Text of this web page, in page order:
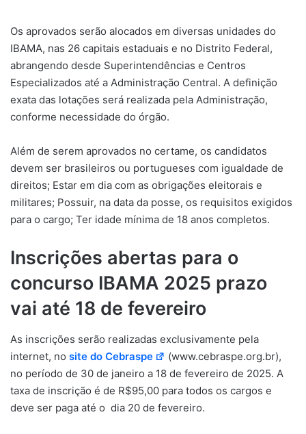
Os aprovados serão alocados em diversas unidades do
IBAMA, nas 26 capitais estaduais e no Distrito Federal,
abrangendo desde Superintendências e Centros
Especializados até a Administração Central. A definição
exata das lotações será realizada pela Administração,
conforme necessidade do órgão.
Além de serem aprovados no certame, os candidatos
devem ser brasileiros ou portugueses com igualdade de
direitos; Estar em dia com as obrigações eleitorais e
militares; Possuir, na data da posse, os requisitos exigidos
para o cargo; Ter idade mínima de 18 anos completos.
Inscrições abertas para o
concurso IBAMA 2025 prazo
vai até 18 de fevereiro
As inscrições serão realizadas exclusivamente pela
internet, no site do Cebraspe
(www.cebraspe.org.br),
no período de 30 de janeiro a 18 de fevereiro de 2025. A
taxa de inscrição é de R$95,00 para todos os cargos e
deve ser paga até o dia 20 de fevereiro.